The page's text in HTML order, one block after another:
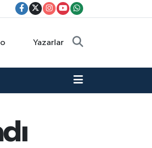
Yazarlar